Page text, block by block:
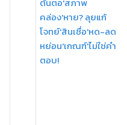
คล่อง'หาย? ลุยแก้
โจทย์'สินเชื่อ'หด-ลด
หย่อน'เกณฑ์'ไม่ใช่คำ
ตอบ!